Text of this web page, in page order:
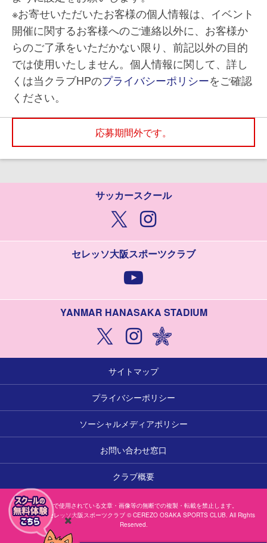
※お寄せいただいたお客様の個人情報は、イベント
開催に関するお客様へのご連絡以外に、お客様か
らのご了承をいただかない限り、前記以外の目的
では使用いたしません。個人情報に関して、詳し
くは当クラブHPのプライバシーポリシーをご確認
ください。
応募期間外です。
サッカースクール
セレッソ大阪スポーツクラブ
YANMAR HANASAKA STADIUM
サイトマップ
プライバシーポリシー
ソーシャルメディアポリシー
お問い合わせ窓口
クラブ概要
本サイトで使用されている文章・画像等の無断での複製・転載を禁止します。
一般社団法人セレッソ大阪スポーツクラブ © CEREZO OSAKA SPORTS CLUB. All Rights
Reserved.
閉